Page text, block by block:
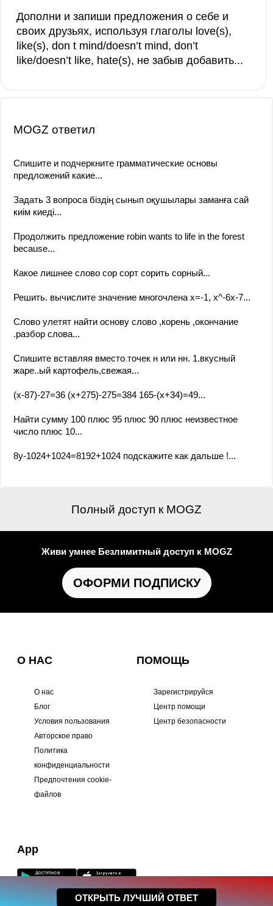
Дополни и запиши предложения о себе и
своих друзьях, используя глаголы love(s),
like(s), don t mind/doesn’t mind, don’t
like/doesn’t like, hate(s), не забыв добавить...
MOGZ ответил
Спишите и подчеркните грамматические основы
предложений какие...
Задать 3 вопроса біздің сынып оқушылары заманға сай
киім киеді...
Продолжить предложение robin wants to life in the forest
because...
Какое лишнее слово сор сорт сорить сорный...
Решить. вычислите значение многочлена х=-1, х^-6х-7...
Слово улетят найти основу слово ,корень ,окончание
.разбор слова...
Спишите вставляя вместо точек н или нн. 1.вкусный
жаре..ый картофель,свежая...
(x-87)-27=36 (x+275)-275=384 165-(x+34)=49...
Найти сумму 100 плюс 95 плюс 90 плюс неизвестное
число плюс 10...
8у-1024+1024=8192+1024 подскажите как дальше !...
Полный доступ к MOGZ
Живи умнее Безлимитный доступ к MOGZ
ОФОРМИ ПОДПИСКУ
О НАС
О нас
Блог
Условия пользования
Авторское право
Политика
конфиденциальности
Предпочтения cookie-
файлов
ПОМОЩЬ
Зарегистрируйся
Центр помощи
Центр безопасности
App
ОТКРЫТЬ ЛУЧШИЙ ОТВЕТ